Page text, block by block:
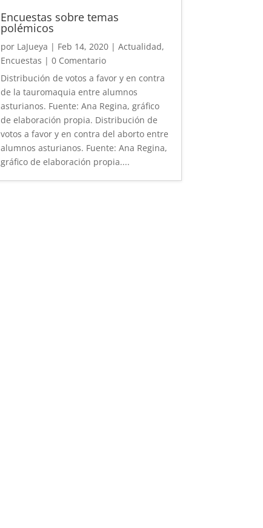
Encuestas sobre temas
polémicos
por LaJueya | Feb 14, 2020| Actualidad,
Encuestas | 0 Comentario
Distribución de votos a favor y en contra
de la tauromaquia entre alumnos
asturianos. Fuente: Ana Regina, gráfico
de elaboración propia. Distribución de
votos a favor y en contra del aborto entre
alumnos asturianos. Fuente: Ana Regina,
gráfico de elaboración propia....